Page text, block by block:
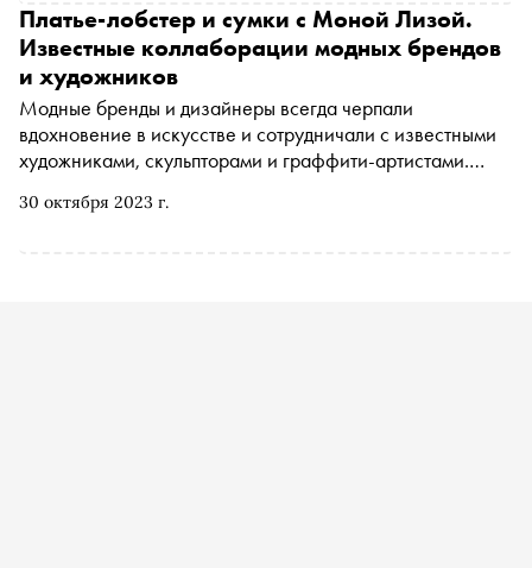
проект, в котором он также выступил композитором.
«Сноб» поговорил с ним о сложностях работы с
молодыми актерами на главных ролях, конфликтах
поколений, связи «Уроков китайского» с японским
аниме и запуске нового бренда одежды
30 октября 2023 г.
Платье-лобстер и сумки с Моной Лизой.
Известные коллаборации модных брендов
и художников
Модные бренды и дизайнеры всегда черпали
вдохновение в искусстве и сотрудничали с известными
художниками, скульпторами и граффити-артистами.